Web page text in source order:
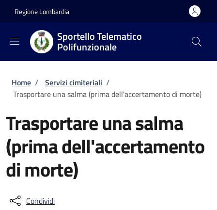
Regione Lombardia
Sportello Telematico
Polifunzionale
Briciole di pane
Home / Servizi cimiteriali /
Trasportare una salma (prima dell'accertamento di morte)
Trasportare una salma
(prima dell'accertamento
di morte)
Condividi